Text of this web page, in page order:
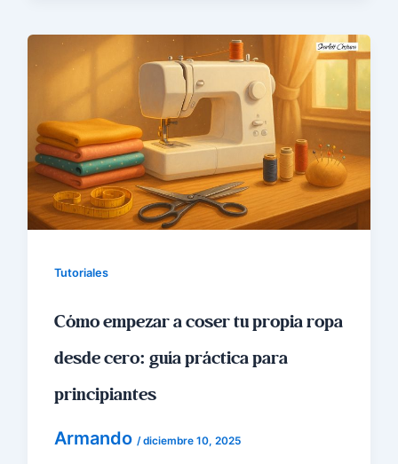
Tutoriales
Cómo empezar a coser tu propia ropa
desde cero: guía práctica para
principiantes
Armando /diciembre 10, 2025